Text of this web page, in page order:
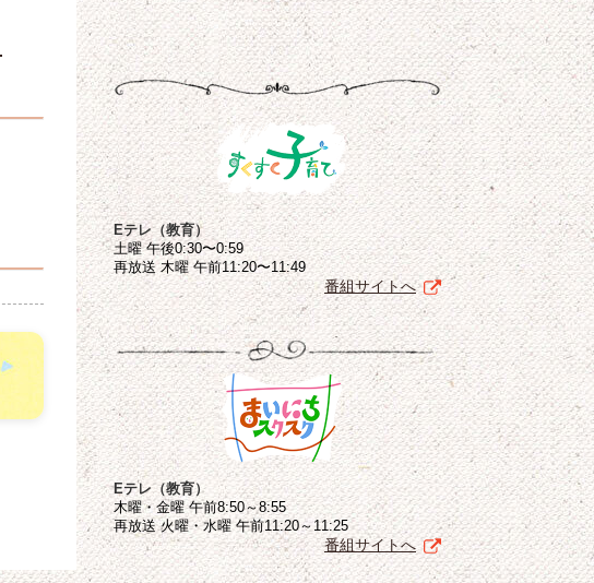
Eテレ（教育）
土曜 午後0:30〜0:59
再放送 木曜 午前11:20〜11:49
番組サイトへ
Eテレ（教育）
木曜・金曜 午前8:50～8:55
再放送 火曜・水曜 午前11:20～11:25
番組サイトへ